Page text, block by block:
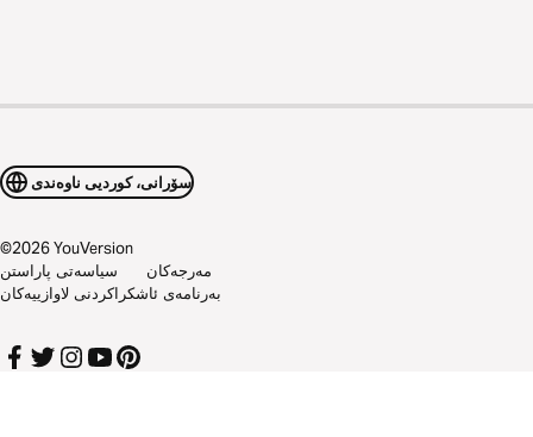
سۆرانی، کوردیی ناوەندی
©2026YouVersion
سیاسەتی پاراستن
مەرجەکان
بەرنامەی ئاشکراکردنی لاوازییەکان